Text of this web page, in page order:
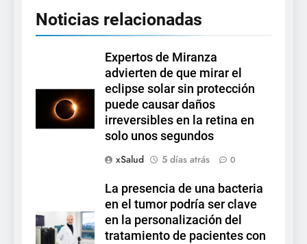
Noticias relacionadas
Expertos de Miranza
advierten de que mirar el
eclipse solar sin protección
puede causar daños
irreversibles en la retina en
solo unos segundos
xSalud
5 días atrás 0
La presencia de una bacteria
en el tumor podría ser clave
en la personalización del
tratamiento de pacientes con